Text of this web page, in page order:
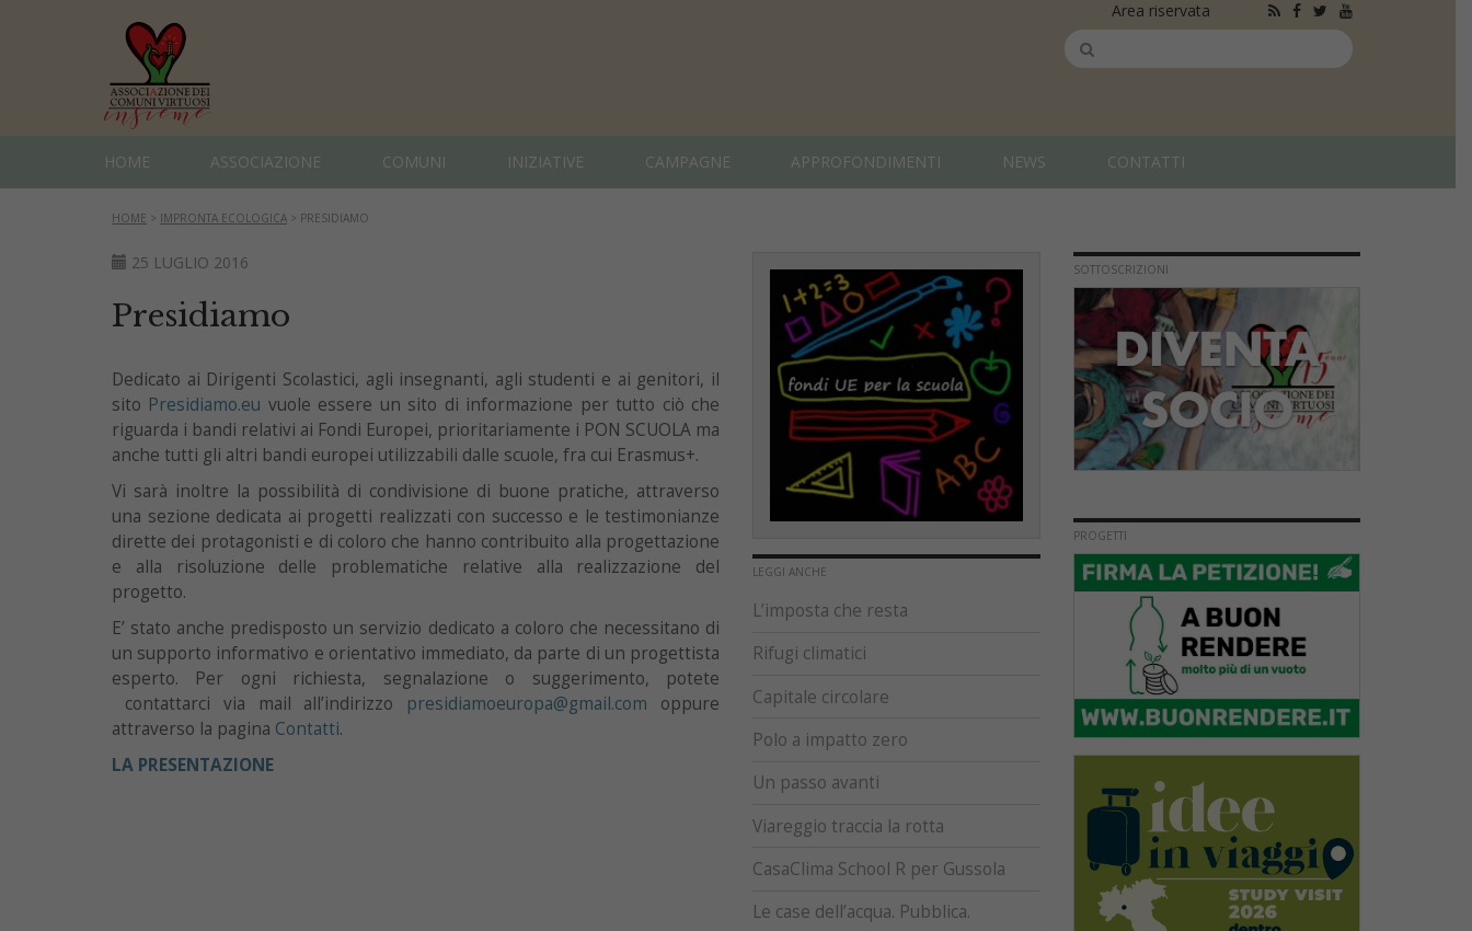
Area riservata
HOME ASSOCIAZIONE COMUNI INIZIATIVE CAMPAGNE APPROFONDIMENTI NEWS CONTATTI
HOME > IMPRONTA ECOLOGICA > PRESIDIAMO
25 LUGLIO 2016
Presidiamo
Dedicato ai Dirigenti Scolastici, agli insegnanti, agli studenti e ai genitori, il
sito Presidiamo.eu vuole essere un sito di informazione per tutto ciò che
riguarda i bandi relativi ai Fondi Europei, prioritariamente i PON SCUOLA ma
anche tutti gli altri bandi europei utilizzabili dalle scuole, fra cui Erasmus+.
Vi sarà inoltre la possibilità di condivisione di buone pratiche, attraverso
una sezione dedicata ai progetti realizzati con successo e le testimonianze
dirette dei protagonisti e di coloro che hanno contribuito alla progettazione
e alla risoluzione delle problematiche relative alla realizzazione del
progetto.
E’ stato anche predisposto un servizio dedicato a coloro che necessitano di
un supporto informativo e orientativo immediato, da parte di un progettista
esperto. Per ogni richiesta, segnalazione o suggerimento, potete
contattarci via mail all’indirizzo presidiamoeuropa@gmail.com oppure
attraverso la pagina Contatti.
LA PRESENTAZIONE
LEGGI ANCHE
L’imposta che resta
Rifugi climatici
Capitale circolare
Polo a impatto zero
Un passo avanti
Viareggio traccia la rotta
CasaClima School R per Gussola
Le case dell’acqua. Pubblica.
SOTTOSCRIZIONI
PROGETTI